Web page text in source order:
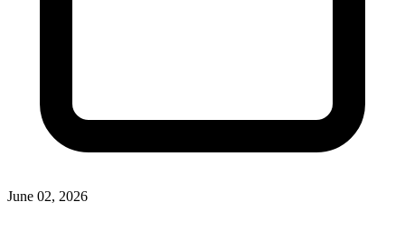
June 02, 2026